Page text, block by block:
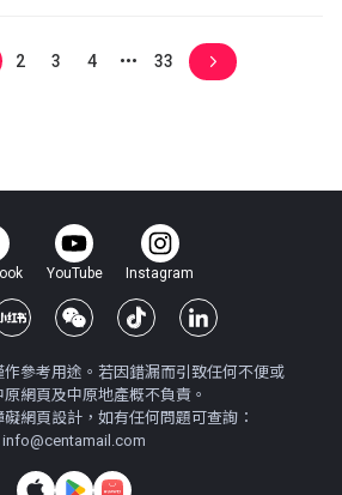
2 3 4 33
YouTube Instagram
參考用途。若因錯漏而引致任何不便或
網頁及中原地產概不負責。
網頁設計，如有任何問題可查詢：
info@centamail.com